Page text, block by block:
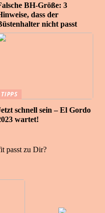
BH-Größe: 3
dass der
nicht passt
TIPPS
schnell sein – El Gordo
wartet!
passt zu Dir?